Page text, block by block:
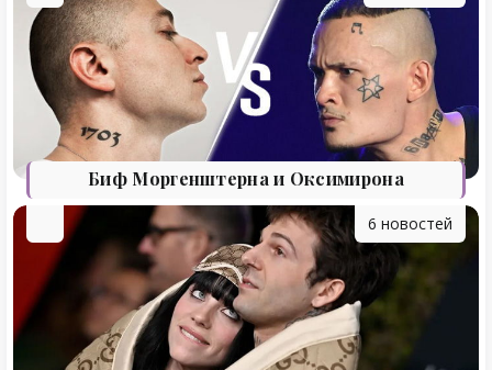
Биф Моргенштерна и Оксимирона
6 новостей